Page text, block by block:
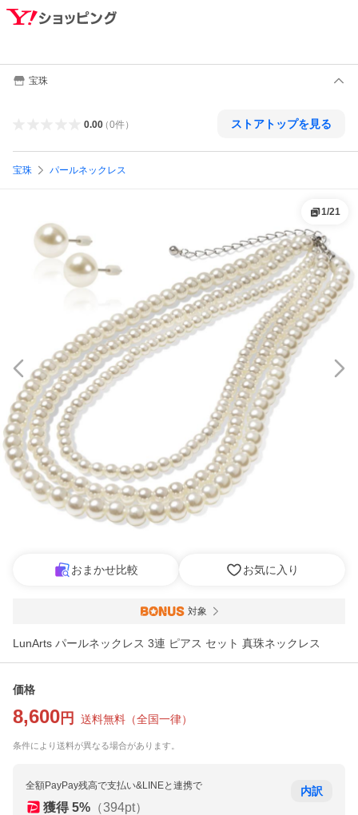
宝珠
0.00（0件） ストアトップを見る
宝珠 パールネックレス
1/21
おまかせ比較 お気に入り
対象
LunArts パールネックレス 3連 ピアス セット 真珠ネックレス
価格
8,600 円 送料無料 （全国一律）
条件により送料が異なる場合があります。
全額PayPay残高で支払い&LINEと連携で
獲得 5% （394pt）
内訳